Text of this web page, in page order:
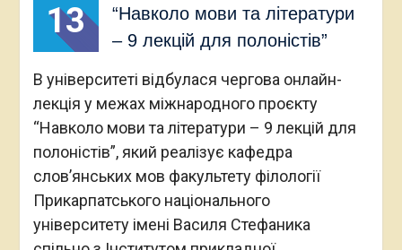
13
“Навколо мови та літератури
– 9 лекцій для полоністів”
В університеті відбулася чергова онлайн-
лекція у межах міжнародного проєкту
“Навколо мови та літератури – 9 лекцій для
полоністів”, який реалізує кафедра
слов’янських мов факультету філології
Прикарпатського національного
університету імені Василя Стефаника